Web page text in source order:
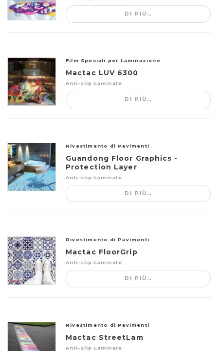
DI PIÙ…
Film Speciali per Laminazione
Mactac LUV 6300
Anti-slip Laminate
DI PIÙ…
Rivestimento di Pavimenti
Guandong Floor Graphics -
Protection Layer
Anti-slip Laminate
DI PIÙ…
Rivestimento di Pavimenti
Mactac FloorGrip
Anti-slip Laminate
DI PIÙ…
Rivestimento di Pavimenti
Mactac StreetLam
Anti-slip Laminate